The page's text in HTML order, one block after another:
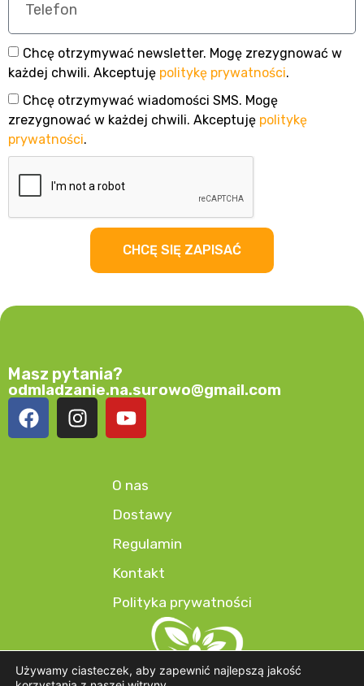
Chcę otrzymywać newsletter. Mogę zrezygnować w
każdej chwili. Akceptuję politykę prywatności.
Chcę otrzymywać wiadomości SMS. Mogę
zrezygnować w każdej chwili. Akceptuję politykę
prywatności.
CHCĘ SIĘ ZAPISAĆ
O nas
Dostawy
Regulamin
Kontakt
Polityka prywatności
Masz pytania?
odmladzanie.na.surowo@gmail.com
Używamy ciasteczek, aby zapewnić najlepszą jakość